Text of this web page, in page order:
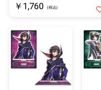
￥1,760 (税込)